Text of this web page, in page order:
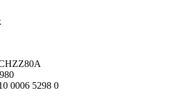
0006 5298 0